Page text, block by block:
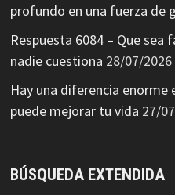
profundo en una fuerza de
Respuesta 6084 – Que sea
nadie cuestiona 28/07/2026
Hay una diferencia enorme
puede mejorar tu vida 27/
BÚSQUEDA EXTENDIDA